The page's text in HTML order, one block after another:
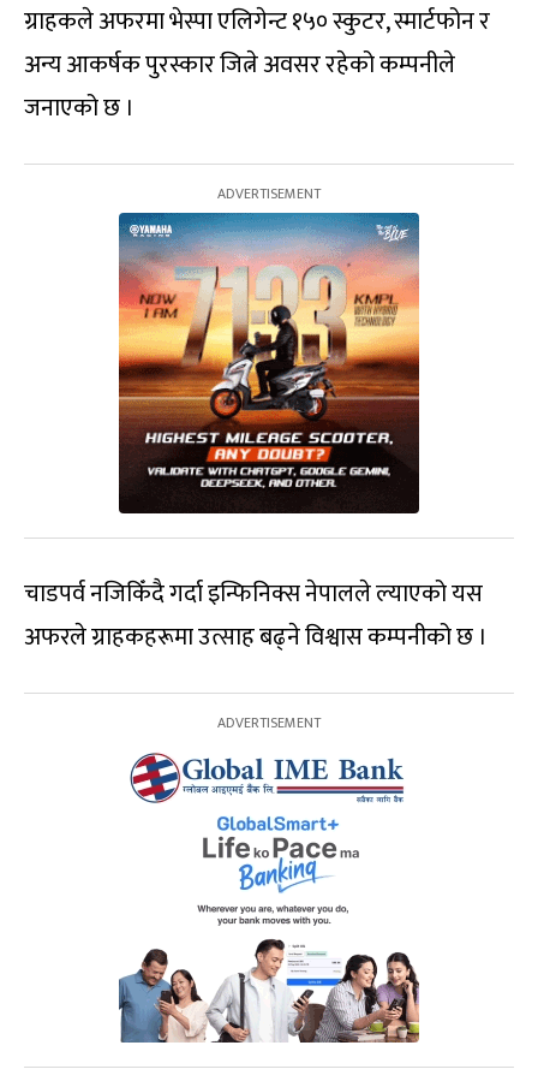
ग्राहकले अफरमा भेस्पा एलिगेन्ट १५० स्कुटर, स्मार्टफोन र
अन्य आकर्षक पुरस्कार जित्ने अवसर रहेको कम्पनीले
जनाएको छ ।
चाडपर्व नजिकिँदै गर्दा इन्फिनिक्स नेपालले ल्याएको यस
अफरले ग्राहकहरूमा उत्साह बढ्ने विश्वास कम्पनीको छ ।